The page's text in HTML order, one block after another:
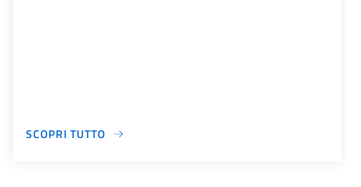
SCOPRI TUTTO